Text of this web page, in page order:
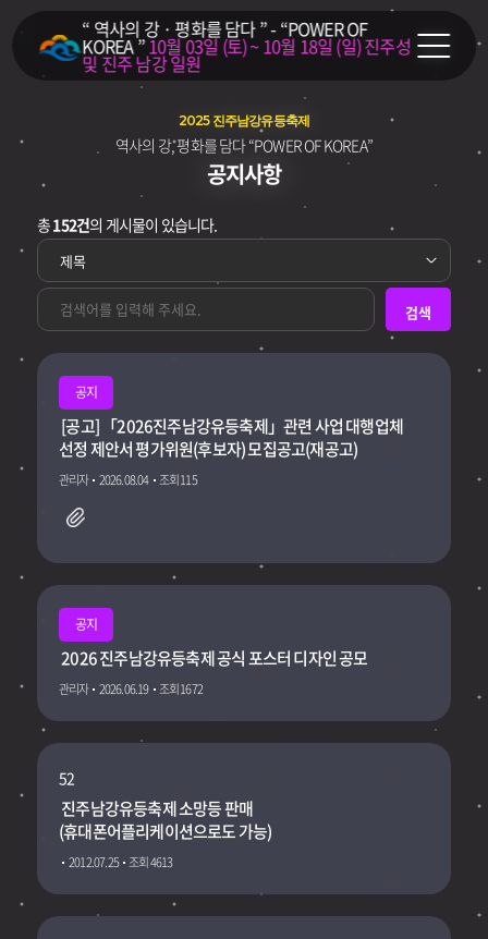
“ 역사의 강 · 평화를 담다 ” - “POWER OF
KOREA ”10월 03일 (토) ~ 10월 18일 (일)진주성
및 진주 남강 일원
2025 진주남강유등축제
역사의 강, 평화를 담다 “POWER OF KOREA”
공지사항
총152건의 게시물이 있습니다.
검색
공지
[공고] 「2026진주남강유등축제」관련 사업 대행업체
선정 제안서 평가위원(후보자) 모집공고(재공고)
관리자 2026.08.04 조회 115
공지
2026 진주남강유등축제 공식 포스터 디자인 공모
관리자 2026.06.19 조회 1672
52
진주남강유등축제 소망등 판매
(휴대폰어플리케이션으로도 가능)
2012.07.25 조회 4613